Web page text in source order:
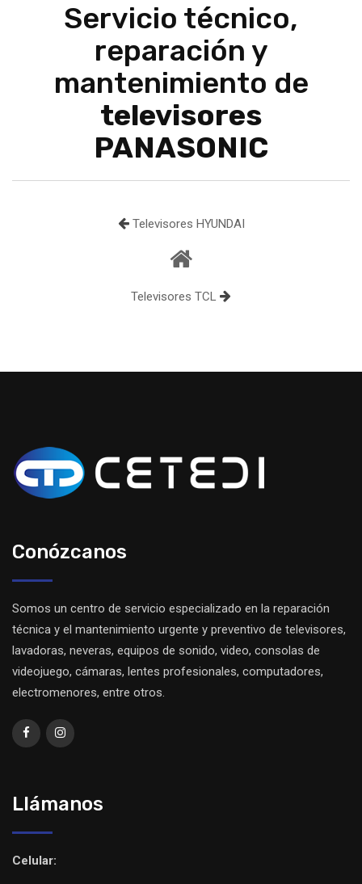
Servicio técnico,
reparación y
mantenimiento de
televisores
PANASONIC
Televisores HYUNDAI
Televisores TCL
Conózcanos
Somos un centro de servicio especializado en la reparación
técnica y el mantenimiento urgente y preventivo de televisores,
lavadoras, neveras, equipos de sonido, video, consolas de
videojuego, cámaras, lentes profesionales, computadores,
electromenores, entre otros.
Llámanos
Celular: